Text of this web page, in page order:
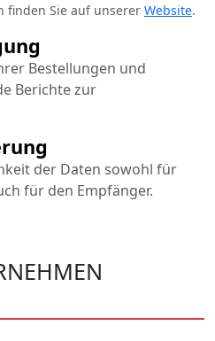
der Daten sowohl für
für den Empfänger.
finden Sie auf unserer Website.
Bestellungen und
Berichte zur